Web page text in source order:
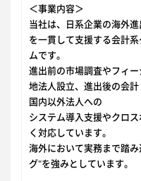
＜事業内容＞
当社は、日系企業の海外
を一貫して支援する会計
ムです。
進出前の市場調査やフィ
地法人設立、進出後の会計
国内以外法人への
システム導入支援やクロ
く対応しています。
海外において実務まで踏
グ"を強みとしています。